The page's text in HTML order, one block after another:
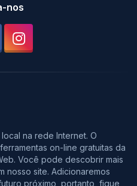
nos
local na rede Internet. O
on-line gratuitas da
Você pode descobrir mais
nosso site. Adicionaremos
próximo, portanto, fique